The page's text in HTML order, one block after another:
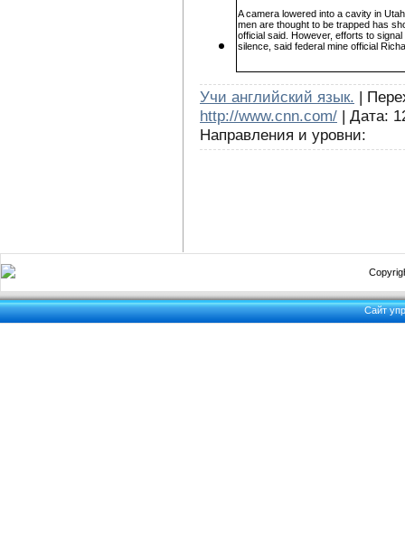
A camera lowered into a cavity in
men are thought to be trapped has
official said. However, efforts to
silence, said federal mine official
Учи английский язык. |
http://www.cnn.com/ | Дата:
Направления и уровни:
Сайт